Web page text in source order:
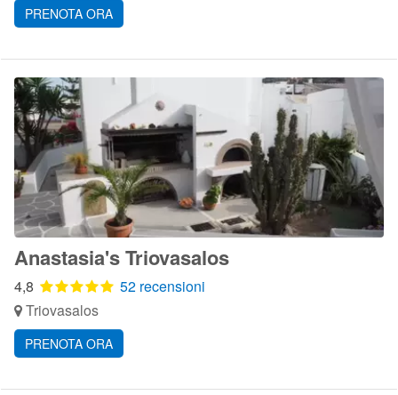
PRENOTA ORA
Anastasia's Triovasalos
4,8
52 recensioni
Triovasalos
PRENOTA ORA